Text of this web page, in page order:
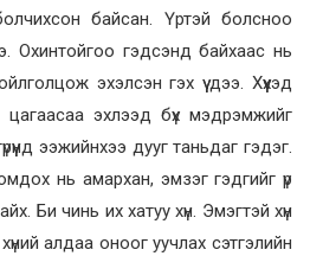
байсан. Үртэй болсноо
Охинтойгоо гэдсэнд байхаас нь
эхэлсэн гэх үү дээ. Хүүхэд
цагаасаа эхлээд бүх мэдрэмжийг
ээжийнхээ дууг таньдаг гэдэг.
нь амархан, эмзэг гэдгийг үр
Би чинь их хатуу хүн. Эмэгтэй хүн
алдаа оноог уучлах сэтгэлийн